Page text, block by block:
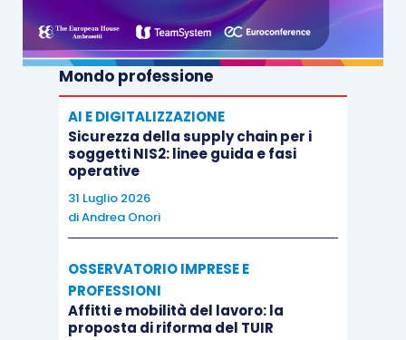
Mondo professione
AI E DIGITALIZZAZIONE
Sicurezza della supply chain per i
soggetti NIS2: linee guida e fasi
operative
31 Luglio 2026
diAndrea Onori
OSSERVATORIO IMPRESE E
PROFESSIONI
Affitti e mobilità del lavoro: la
proposta di riforma del TUIR